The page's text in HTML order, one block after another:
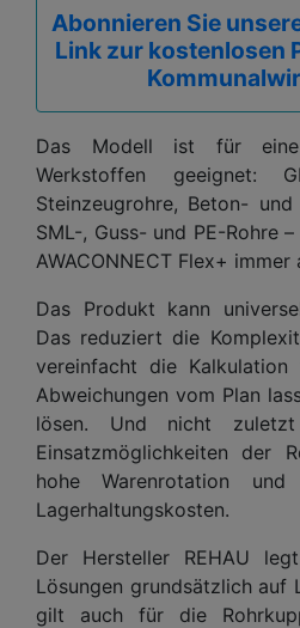
Abonnieren Sie
Link zur kostenlosen
Das Modell ist für
Werkstoffen geeignet:
Steinzeugrohre, Beton-
SML-, Guss- und PE-Rohre
AWACONNECT Flex+
Das Produkt kann
Das reduziert die
vereinfacht die Kalkulation
Abweichungen vom Plan
lösen. Und nicht
Einsatzmöglichkeiten der
hohe Warenrotation
Lagerhaltungskosten.
Der Hersteller REHAU
Lösungen grundsätzlich auf
gilt auch für die